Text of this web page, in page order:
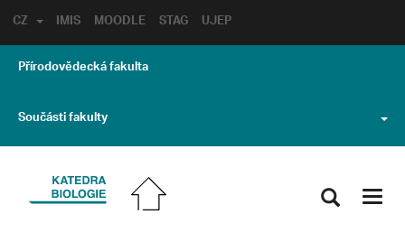
IMIS MOODLE STAG UJEP
CZ
Přírodovědecká fakulta
Součásti fakulty